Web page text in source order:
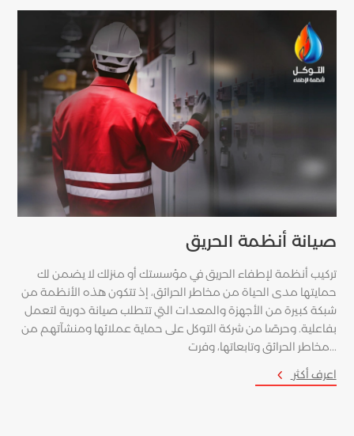
صيانة أنظمة الحريق
تركيب أنظمة لإطفاء الحريق في مؤسستك أو منزلك لا يضمن لك
حمايتها مدى الحياة من مخاطر الحرائق، إذ تتكون هذه الأنظمة من
شبكة كبيرة من الأجهزة والمعدات التي تتطلب صيانة دورية لتعمل
بفاعلية. وحرصًا من شركة التوكل على حماية عملائها ومنشآتهم من
مخاطر الحرائق وتابعاتها، وفرت...
اعرف أكثر
4